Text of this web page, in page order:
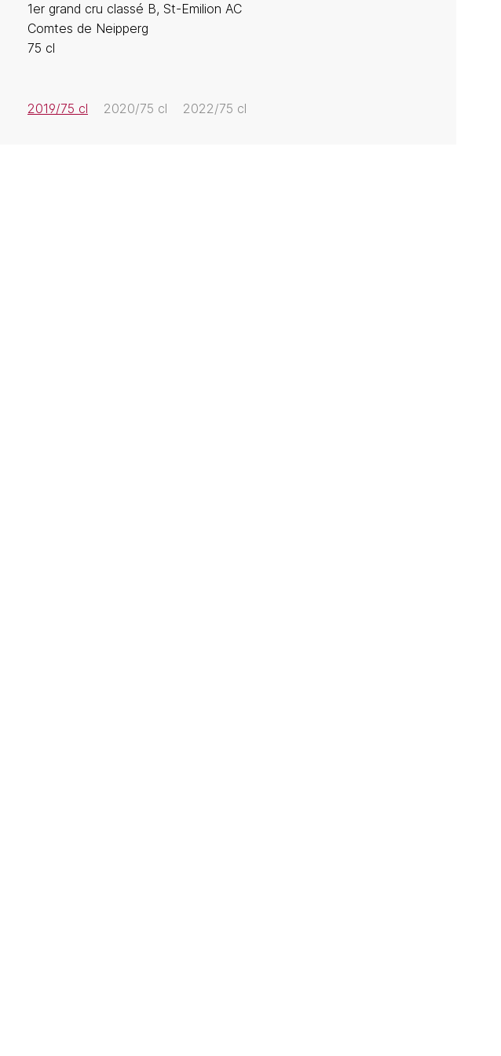
1er grand cru classé B, St-Emilion AC
Comtes de Neipperg
75 cl
2019/75 cl 2020/75 cl 2022/75 cl